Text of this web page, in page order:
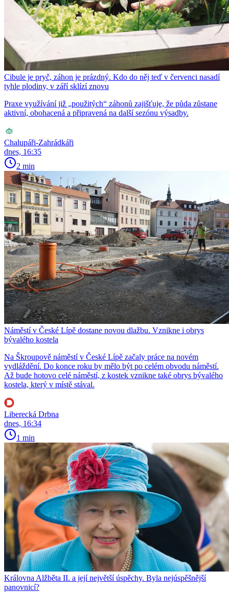
Cibule je pryč, záhon je prázdný. Kdo do něj teď v červenci nasadí
tyhle plodiny, v září sklízí znovu
Praxe využívání již „použitých“ záhonů zajišťuje, že půda zůstane
aktivní, obohacená a připravená na další sezónu výsadby.
Chalupáři-Zahrádkáři
dnes, 16:35
2 min
Náměstí v České Lípě dostane novou dlažbu. Vznikne i obrys
bývalého kostela
Na Škroupově náměstí v České Lípě začaly práce na novém
vydláždění. Do konce roku by mělo být po celém obvodu náměstí.
Až bude hotovo celé náměstí, z kostek vznikne také obrys bývalého
kostela, který v místě stával.
Liberecká Drbna
dnes, 16:34
1 min
Královna Alžběta II. a její největší úspěchy. Byla nejúspěšnější
panovnicí?